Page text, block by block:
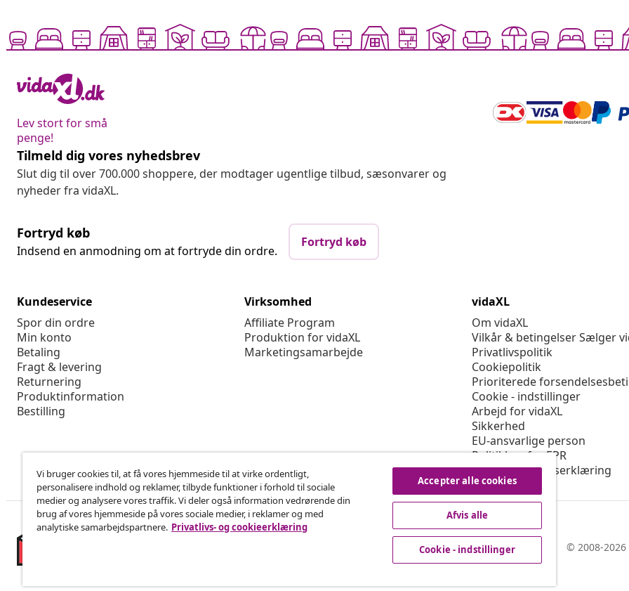
Lev stort for små
penge!
Tilmeld dig vores nyhedsbrev
Slut dig til over 700.000 shoppere, der modtager ugentlige tilbud, sæsonvarer og
nyheder fra vidaXL.
Fortryd køb
Indsend en anmodning om at fortryde din ordre.
Fortryd køb
Kundeservice
Spor din ordre
Min konto
Betaling
Fragt & levering
Returnering
Produktinformation
Bestilling
Virksomhed
Affiliate Program
Produktion for vidaXL
Marketingsamarbejde
vidaXL
Om vidaXL
Vilkår & betingelser Sælger
Privatlivspolitik
Cookiepolitik
Prioriterede
Cookie - indstillinger
Arbejd for vidaXL
Sikkerhed
EU-ansvarlige person
Politikken for EPR
Tilgængelighedserklæring
© 2008-
Vi bruger cookies til, at få vores hjemmeside til at virke ordentligt,
personalisere indhold og reklamer, tilbyde funktioner i forhold til sociale
medier og analysere vores traffik. Vi deler også information vedrørende din
brug af vores hjemmeside på vores sociale medier, i reklamer og med
analytiske samarbejdspartnere. Privatlivs- og cookieerklæring
Accepter alle cookies
Afvis alle
Cookie - indstillinger